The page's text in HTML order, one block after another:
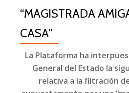
“MAGISTRADA
CASA”
La Plataforma ha
General del Estado la
relativa a la filtración